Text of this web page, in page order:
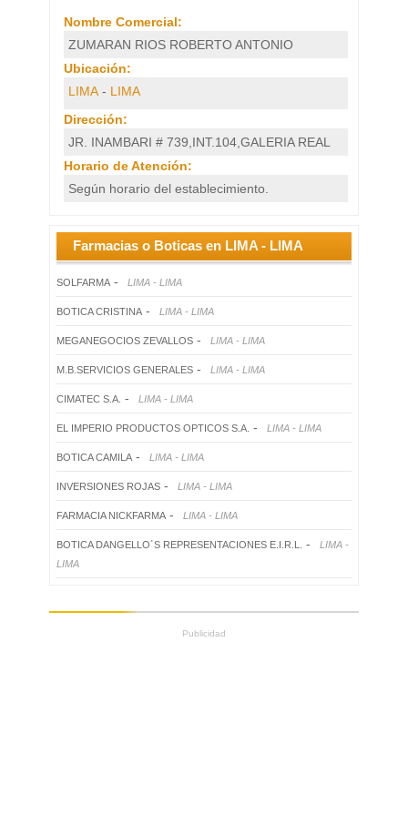
Establecimiento
Nombre Comercial:
ZUMARAN RIOS ROBERTO ANTONIO
Ubicación:
LIMA- LIMA
Dirección:
JR. INAMBARI # 739,INT.104,GALERIA REAL
Horario de Atención:
Según horario del establecimiento.
Farmacias o Boticas en LIMA - LIMA
SOLFARMA - LIMA - LIMA
BOTICA CRISTINA - LIMA - LIMA
MEGANEGOCIOS ZEVALLOS - LIMA - LIMA
M.B.SERVICIOS GENERALES - LIMA - LIMA
CIMATEC S.A. - LIMA - LIMA
EL IMPERIO PRODUCTOS OPTICOS S.A. - LIMA - LIMA
BOTICA CAMILA - LIMA - LIMA
INVERSIONES ROJAS - LIMA - LIMA
FARMACIA NICKFARMA - LIMA - LIMA
BOTICA DANGELLO´S REPRESENTACIONES E.I.R.L. -
LIMA -
LIMA
Publicidad